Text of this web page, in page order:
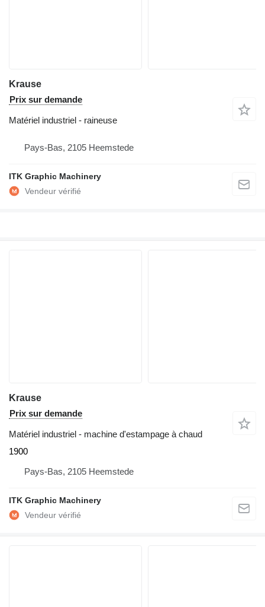
Krause
Prix sur demande
Matériel industriel - raineuse
Pays-Bas, 2105 Heemstede
ITK Graphic Machinery
Krause
Prix sur demande
Matériel industriel - machine d'estampage à chaud
1900
Pays-Bas, 2105 Heemstede
ITK Graphic Machinery